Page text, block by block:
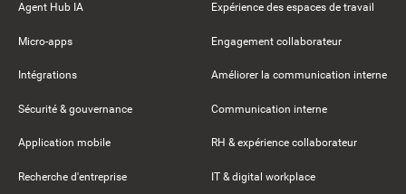
Agent Hub IA
Micro-apps
Intégrations
Sécurité & gouvernance
Application mobile
Recherche d'entreprise
Expérience des espaces de travail
Engagement collaborateur
Améliorer la communication interne
Communication interne
RH & expérience collaborateur
IT & digital workplace